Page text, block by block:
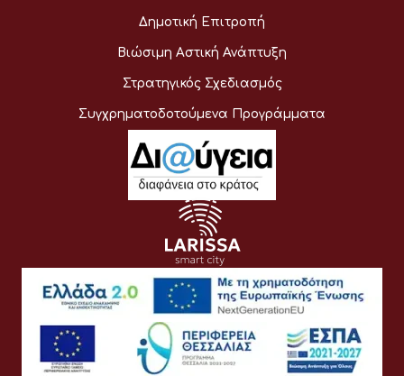
Δημοτική Επιτροπή
Βιώσιμη Αστική Ανάπτυξη
Στρατηγικός Σχεδιασμός
Συγχρηματοδοτούμενα Προγράμματα